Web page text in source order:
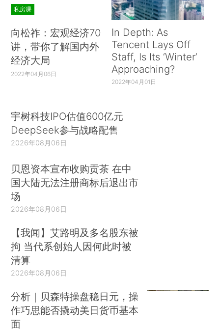
龙，中共中央政治局委员、中央军委副主席许其
石、张又侠、吴胜利、马晓天、魏凤和一同观看。
观看演出的还有军委机关各部门、驻京大单位
和武警部队领导。（记者李宣良）
私房课
向松祚：宏观经济70
讲，带你了解国内外
经济大局
2022年04月06日
In Depth: As
Tencent Lays Off
Staff, Is Its ‘Winter’
Approaching?
2022年04月01日
宇树科技IPO估值600亿元
DeepSeek参与战略配售
2026年08月06日
贝恩资本宣布收购贡茶 在中
国大陆无法注册商标后退出市
场
2026年08月06日
【我闻】艾路明及多名股东被
拘 当代系创始人因何此时被
清算
2026年08月06日
分析｜贝森特操盘稳日元，操
作巧思能否撬动美日货币基本
面